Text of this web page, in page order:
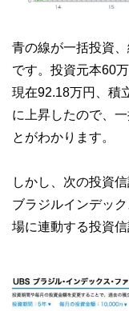
青の線が一括投資
です。投資元本60
現在92.18万円、積
に上昇したので、
とがわかります。
しかし、次の投資
ブラジルインデッ
場に連動する投資信